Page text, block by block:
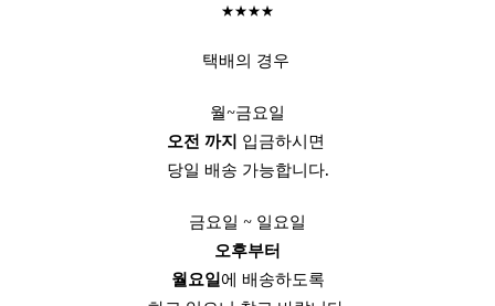
★★★★
택배의 경우
월~금요일
오전 까지 입금하시면
당일 배송 가능합니다.
금요일 ~ 일요일
오후부터
월요일에 배송하도록